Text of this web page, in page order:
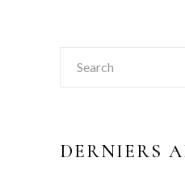
Search
for:
DERNIERS